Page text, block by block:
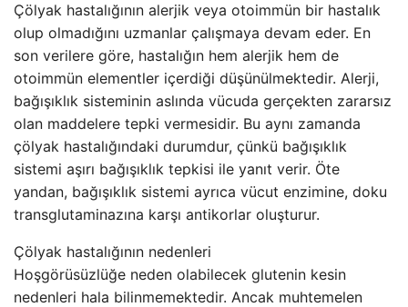
Çölyak hastalığının alerjik veya otoimmün bir hastalık
olup olmadığını uzmanlar çalışmaya devam eder. En
son verilere göre, hastalığın hem alerjik hem de
otoimmün elementler içerdiği düşünülmektedir. Alerji,
bağışıklık sisteminin aslında vücuda gerçekten zararsız
olan maddelere tepki vermesidir. Bu aynı zamanda
çölyak hastalığındaki durumdur, çünkü bağışıklık
sistemi aşırı bağışıklık tepkisi ile yanıt verir. Öte
yandan, bağışıklık sistemi ayrıca vücut enzimine, doku
transglutaminazına karşı antikorlar oluşturur.
Çölyak hastalığının nedenleri
Hoşgörüsüzlüğe neden olabilecek glutenin kesin
nedenleri hala bilinmemektedir. Ancak muhtemelen